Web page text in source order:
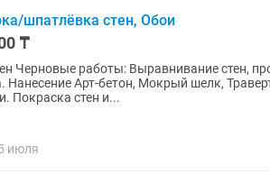
шпатлёвка стен, Обои
₸
и
штукатурки. Покраска стен и...
июля